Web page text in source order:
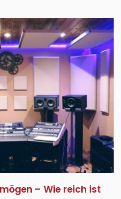
– Wie reich ist